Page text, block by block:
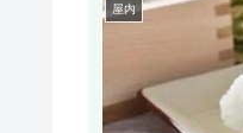
屋内